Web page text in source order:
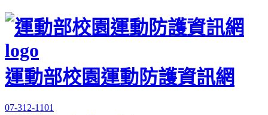
運動部校園運動防護資訊網
07-312-1101